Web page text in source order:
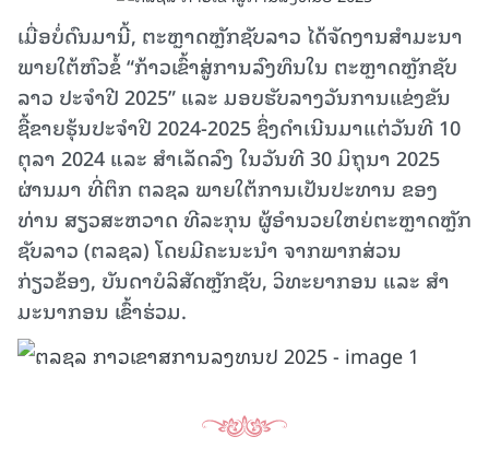
ເມື່ອບໍ່ດົນມານີ້, ຕະຫຼາດຫຼັກຊັບລາວ ໄດ້ຈັດງານສໍາມະນາ
ພາຍໃຕ້ຫົວຂໍ້ “ກ້າວເຂົ້າສູ່ການລົງທຶນໃນ ຕະຫຼາດຫຼັກຊັບ
ລາວ ປະຈໍາປີ 2025” ແລະ ມອບຮັບລາງວັນການແຂ່ງຂັນ
ຊື້ຂາຍຮຸ້ນປະຈໍາປີ 2024-2025 ຊຶ່ງດຳເນີນມາແຕ່ວັນທີ 10
ຕຸລາ 2024 ແລະ ສຳເລັດລົງ ໃນວັນທີ 30 ມິຖຸນາ 2025
ຜ່ານມາ ທີ່ຕຶກ ຕລຊລ ພາຍໃຕ້ການເປັນປະທານ ຂອງ
ທ່ານ ສຽວສະຫວາດ ທີລະກຸນ ຜູ້ອໍານວຍໃຫຍ່ຕະຫຼາດຫຼັກ
ຊັບລາວ (ຕລຊລ) ໂດຍມີຄະນະນໍາ ຈາກພາກສ່ວນ
ກ່ຽວຂ້ອງ, ບັນດາບໍລິສັດຫຼັກຊັບ, ວິທະຍາກອນ ແລະ ສຳ
ມະນາກອນ ເຂົ້າຮ່ວມ.